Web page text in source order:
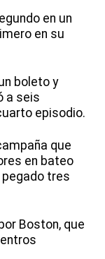
en un
en su
boleto y
a seis
episodio.
que
en bateo
tres
Boston, que